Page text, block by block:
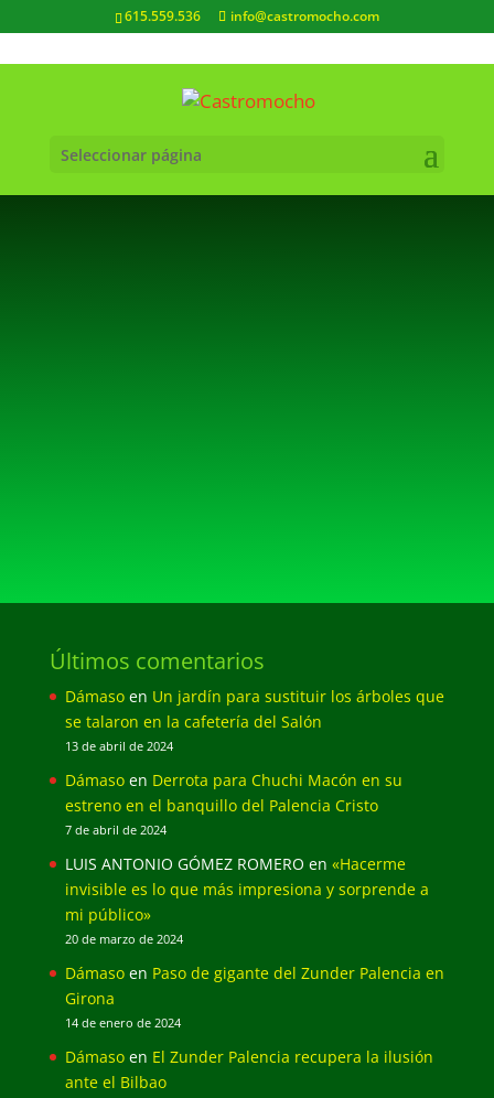
615.559.536 info@castromocho.com
Seleccionar página
Últimos comentarios
Dámasoen Un jardín para sustituir los árboles que
se talaron en la cafetería del Salón
13 de abril de 2024
Dámasoen Derrota para Chuchi Macón en su
estreno en el banquillo del Palencia Cristo
7 de abril de 2024
LUIS ANTONIO GÓMEZ ROMERO en «Hacerme
invisible es lo que más impresiona y sorprende a
mi público»
20 de marzo de 2024
Dámasoen Paso de gigante del Zunder Palencia en
Girona
14 de enero de 2024
Dámasoen El Zunder Palencia recupera la ilusión
ante el Bilbao